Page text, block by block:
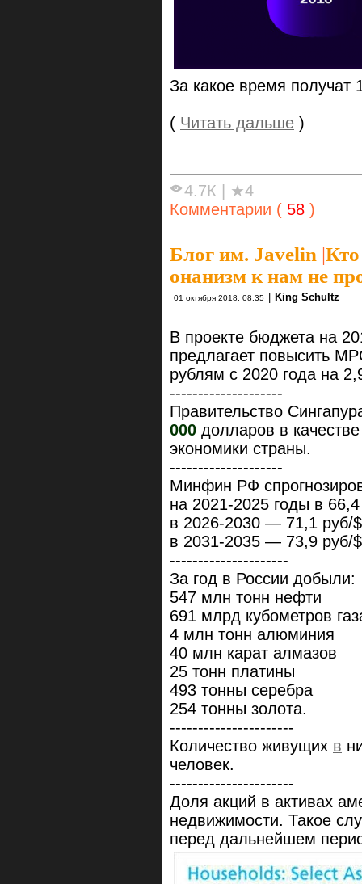
За какое время получат
( Читать дальше )
4.7К | ★4
Комментарии ( 58 )
Блог им. Javelin |
онанизм к нам не
01 октября 2018, 08:35 | King Schultz
В проекте бюджета на
предлагает повысить
рублям с 2020 года на
--------------------
Правительство
000 долларов в
экономики страны.
--------------------
Минфин РФ
на 2021-2025 годы в
в 2026-2030 — 71,1 руб/
в 2031-2035 — 73,9 руб/
---------------------
За год в России добыли:
547 млн тонн нефти
691 млрд кубометров
4 млн тонн алюминия
40 млн карат алмазов
25 тонн платины
493 тонны серебра
254 тонны золота.
----------------------
Количество живущих в
человек.
----------------------
Доля акций в активах
недвижимости. Такое
перед дальнейшем